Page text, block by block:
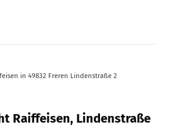
in 49832 Freren Lindenstraße 2
Raiffeisen, Lindenstraße